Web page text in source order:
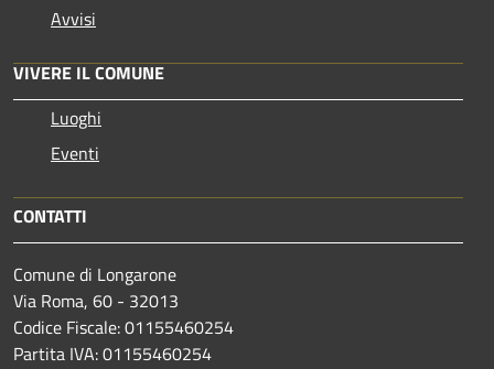
Avvisi
VIVERE IL COMUNE
Luoghi
Eventi
CONTATTI
Comune di Longarone
Via Roma, 60 - 32013
Codice Fiscale: 01155460254
Partita IVA: 01155460254